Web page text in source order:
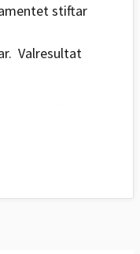
stiftar
Valresultat
De minsta